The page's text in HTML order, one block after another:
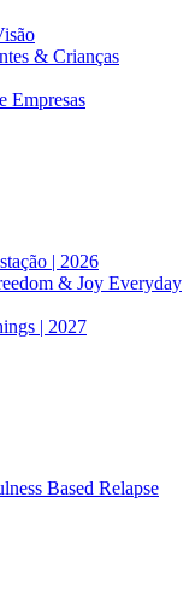
& Crianças
Empresas
| 2026
& Joy Everyday
| 2027
Based Relapse